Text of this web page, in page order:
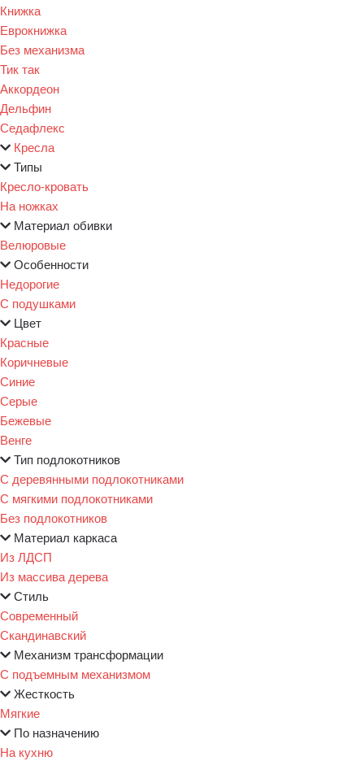
Книжка
Еврокнижка
Без механизма
Тик так
Аккордеон
Дельфин
Седафлекс
Кресла
Типы
Кресло-кровать
На ножках
Материал обивки
Велюровые
Особенности
Недорогие
С подушками
Цвет
Красные
Коричневые
Синие
Серые
Бежевые
Венге
Тип подлокотников
С деревянными подлокотниками
С мягкими подлокотниками
Без подлокотников
Материал каркаса
Из ЛДСП
Из массива дерева
Стиль
Современный
Скандинавский
Механизм трансформации
С подъемным механизмом
Жесткость
Мягкие
По назначению
На кухню